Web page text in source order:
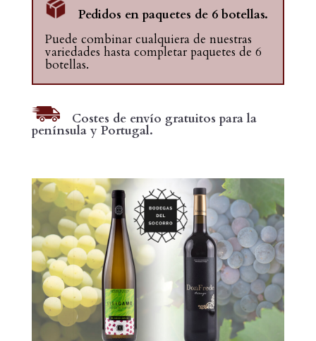
Pedidos en paquetes de 6 botellas.
Puede combinar cualquiera de nuestras
variedades hasta completar paquetes de 6
botellas.
Costes de envío gratuitos para la
península y Portugal.